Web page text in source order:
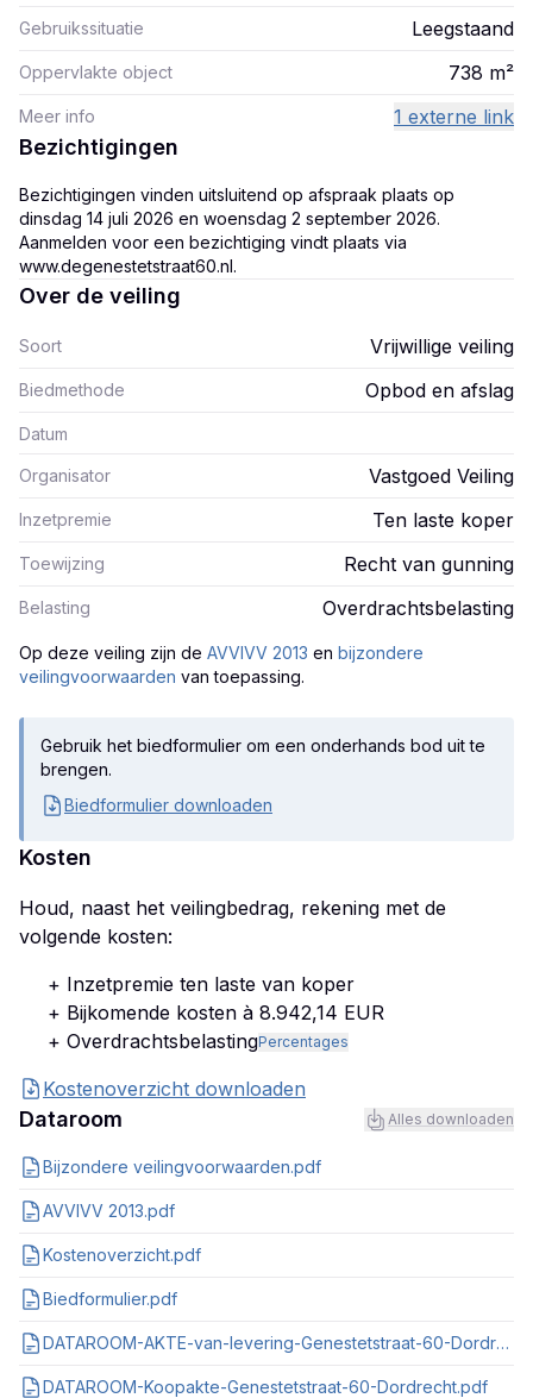
Gebruikssituatie Leegstaand
Oppervlakte object 738 m²
Meer info 1 externe link
Bezichtigingen
Bezichtigingen vinden uitsluitend op afspraak plaats op
dinsdag 14 juli 2026 en woensdag 2 september 2026.
Aanmelden voor een bezichtiging vindt plaats via
www.degenestetstraat60.nl.
Over de veiling
Soort Vrijwillige veiling
Biedmethode Opbod en afslag
Datum
Organisator Vastgoed Veiling
Inzetpremie Ten laste koper
Toewijzing Recht van gunning
Belasting Overdrachtsbelasting
Op deze veiling zijn de AVVIVV 2013 en bijzondere
veilingvoorwaarden van toepassing.
Gebruik het biedformulier om een onderhands bod uit te
brengen.
Biedformulier downloaden
Kosten
Houd, naast het veilingbedrag, rekening met de
volgende kosten:
+ Inzetpremie ten laste van koper
+ Bijkomende kosten à 8.942,14 EUR
+ OverdrachtsbelastingPercentages
Kostenoverzicht downloaden
Dataroom Alles downloaden
Bijzondere veilingvoorwaarden.pdf
AVVIVV 2013.pdf
Kostenoverzicht.pdf
Biedformulier.pdf
DATAROOM-AKTE-van-levering-Genestetstraat-60-Dordrecht.pdf
DATAROOM-Koopakte-Genestetstraat-60-Dordrecht.pdf